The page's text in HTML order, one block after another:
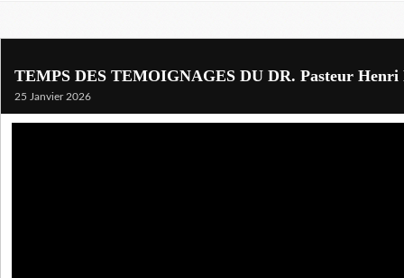
TEMPS DES TEMOIGNAGES DU DR. Pasteur
25 Janvier 2026